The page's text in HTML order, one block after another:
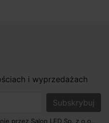
i wyprzedażach
przez Salon LED Sp. z o.o.,